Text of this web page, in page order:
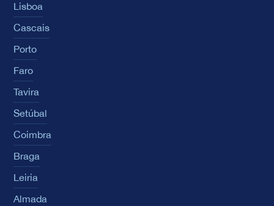
Lisboa
Cascais
Porto
Faro
Tavira
Setúbal
Coimbra
Braga
Leiria
Almada